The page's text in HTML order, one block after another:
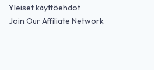
Yleiset käyttöehdot
Join Our Affiliate Network